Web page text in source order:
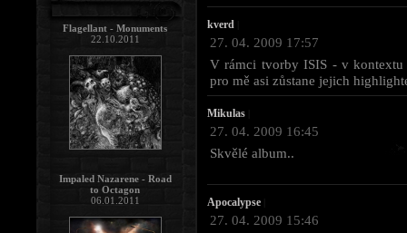
kverd
27. 04. 2009 17:57
V rámci tvorby ISIS - v
pro mě asi zůstane jejich
Mikulas
27. 04. 2009 16:45
Skvělé album..
Apocalypse
27. 04. 2009 15:46
Flagellant - Monuments
22.10.2011
Impaled Nazarene - Road
to Octagon
06.01.2011